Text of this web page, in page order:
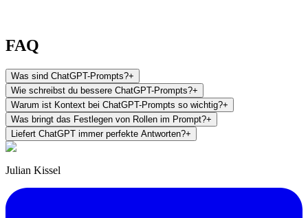
FAQ
Was sind ChatGPT-Prompts?+
Wie schreibst du bessere ChatGPT-Prompts?+
Warum ist Kontext bei ChatGPT-Prompts so wichtig?+
Was bringt das Festlegen von Rollen im Prompt?+
Liefert ChatGPT immer perfekte Antworten?+
Julian Kissel